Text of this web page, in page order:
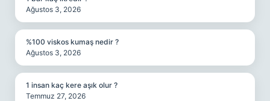
Ağustos 3, 2026
%100 viskos kumaş nedir ?
Ağustos 3, 2026
1 insan kaç kere aşık olur ?
Temmuz 27, 2026